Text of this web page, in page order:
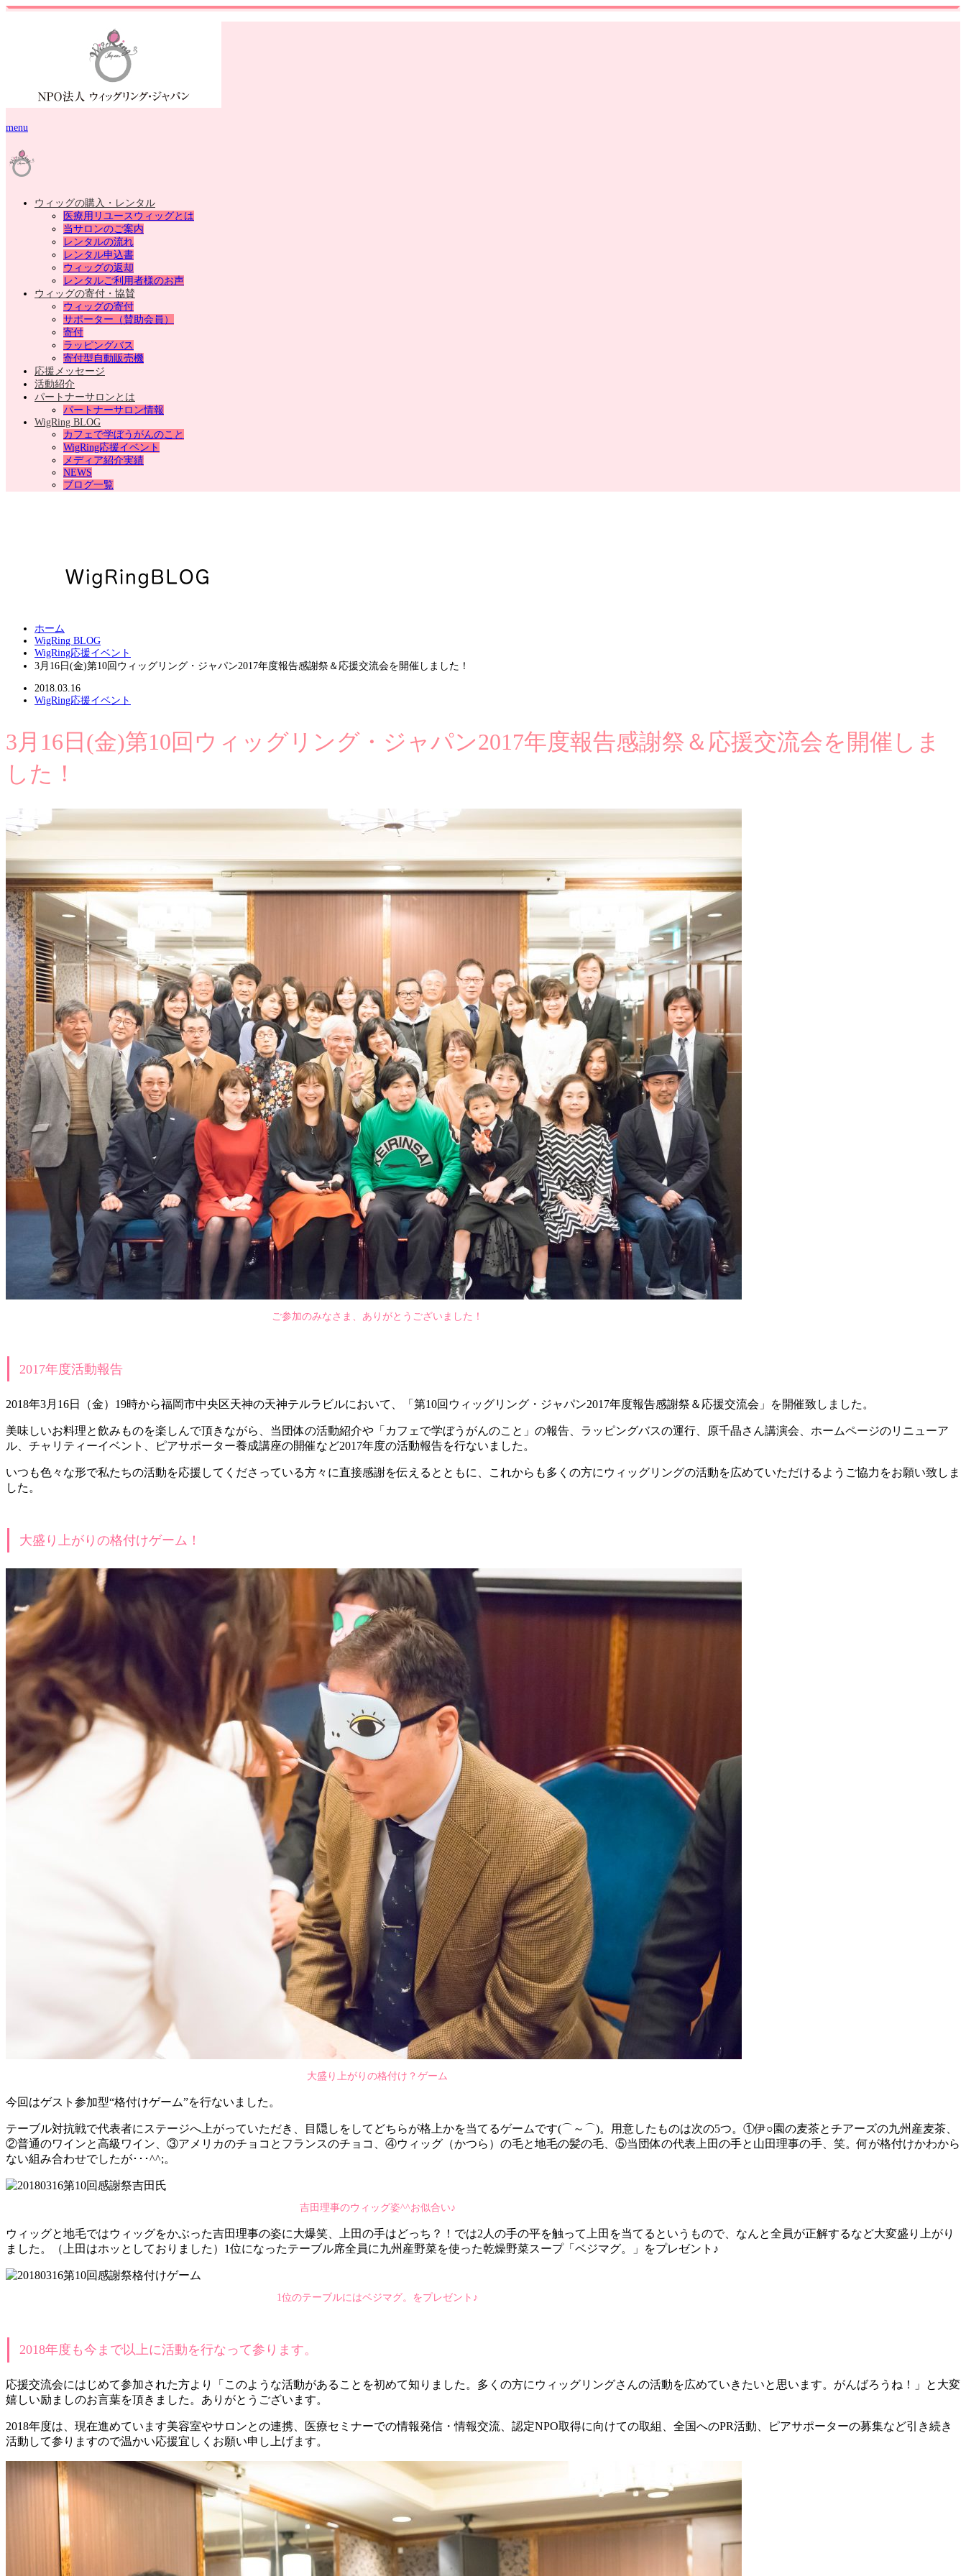
menu
ウィッグの購入・レンタル
医療用リユースウィッグとは
当サロンのご案内
レンタルの流れ
レンタル申込書
ウィッグの返却
レンタルご利用者様のお声
ウィッグの寄付・協賛
ウィッグの寄付
サポーター（賛助会員）
寄付
ラッピングバス
寄付型自動販売機
応援メッセージ
活動紹介
パートナーサロンとは
パートナーサロン情報
WigRing BLOG
カフェで学ぼうがんのこと
WigRing応援イベント
メディア紹介実績
NEWS
ブログ一覧
ホーム
WigRing BLOG
WigRing応援イベント
3月16日(金)第10回ウィッグリング・ジャパン2017年度報告感謝祭＆応援交流会を開催しました！
2018.03.16
WigRing応援イベント
3月16日(金)第10回ウィッグリング・ジャパン2017年度報告感謝祭＆応援交流会を開催しま
した！
ご参加のみなさま、ありがとうございました！
2017年度活動報告
2018年3月16日（金）19時から福岡市中央区天神の天神テルラビルにおいて、「第10回ウィッグリング・ジャパン2017年度報告感謝祭＆応援交流会」を開催致しました。
美味しいお料理と飲みものを楽しんで頂きながら、当団体の活動紹介や「カフェで学ぼうがんのこと」の報告、ラッピングバスの運行、原千晶さん講演会、ホームページのリニューア
ル、チャリティーイベント、ピアサポーター養成講座の開催など2017年度の活動報告を行ないました。
いつも色々な形で私たちの活動を応援してくださっている方々に直接感謝を伝えるとともに、これからも多くの方にウィッグリングの活動を広めていただけるようご協力をお願い致しま
した。
大盛り上がりの格付けゲーム！
大盛り上がりの格付け？ゲーム
今回はゲスト参加型“格付けゲーム”を行ないました。
テーブル対抗戦で代表者にステージへ上がっていただき、目隠しをしてどちらが格上かを当てるゲームです(⌒～⌒)。用意したものは次の5つ。①伊○園の麦茶とチアーズの九州産麦茶、
②普通のワインと高級ワイン、③アメリカのチョコとフランスのチョコ、④ウィッグ（かつら）の毛と地毛の髪の毛、⑤当団体の代表上田の手と山田理事の手、笑。何が格付けかわから
ない組み合わせでしたが･･･^^;。
吉田理事のウィッグ姿^^お似合い♪
ウィッグと地毛ではウィッグをかぶった吉田理事の姿に大爆笑、上田の手はどっち？！では2人の手の平を触って上田を当てるというもので、なんと全員が正解するなど大変盛り上がり
ました。（上田はホッとしておりました）1位になったテーブル席全員に九州産野菜を使った乾燥野菜スープ「ベジマグ。」をプレゼント♪
1位のテーブルにはベジマグ。をプレゼント♪
2018年度も今まで以上に活動を行なって参ります。
応援交流会にはじめて参加された方より「このような活動があることを初めて知りました。多くの方にウィッグリングさんの活動を広めていきたいと思います。がんばろうね！」と大変
嬉しい励ましのお言葉を頂きました。ありがとうございます。
2018年度は、現在進めています美容室やサロンとの連携、医療セミナーでの情報発信・情報交流、認定NPO取得に向けての取組、全国へのPR活動、ピアサポーターの募集など引き続き
活動して参りますので温かい応援宜しくお願い申し上げます。